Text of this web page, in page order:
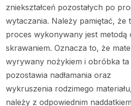
zniekształceń pozostałych po
wytaczania. Należy pamiętać, że
proces wykonywany jest metodą
skrawaniem. Oznacza to, że
wyrywany nożykiem i obróbka ta
pozostawia nadłamania oraz
wykruszenia rodzimego
należy z odpowiednim naddatkiem